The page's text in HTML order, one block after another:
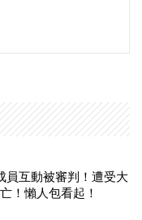
員互動被審判！遭受大
！懶人包看起！